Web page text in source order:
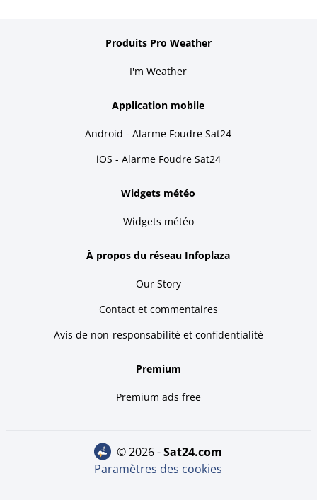
Produits Pro Weather
I'm Weather
Application mobile
Android - Alarme Foudre Sat24
iOS - Alarme Foudre Sat24
Widgets météo
Widgets météo
À propos du réseau Infoplaza
Our Story
Contact et commentaires
Avis de non-responsabilité et confidentialité
Premium
Premium ads free
© 2026 - sat24.com
Paramètres des cookies